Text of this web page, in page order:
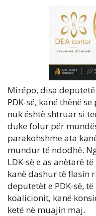
Mirëpo, disa deputetë
PDK-së, kanë thënë
nuk është shtruar si
duke folur për
parakohshme ata
mundur të ndodhë.
LDK-së e as anëtarë
kanë dashur të flasin
deputetët e PDK-së,
koalicionit, kanë
ketë në muajin maj.